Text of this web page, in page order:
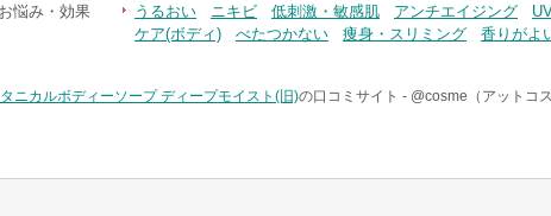
お悩み・効果
うるおい ニキビ 低刺激・敏感肌 アンチエイジング
ケア(ボディ)
べたつかない 痩身・スリミング 香りがよ
ニカルボディーソープ ディープモイスト(旧)の口コミサイト - @cosme（アットコス